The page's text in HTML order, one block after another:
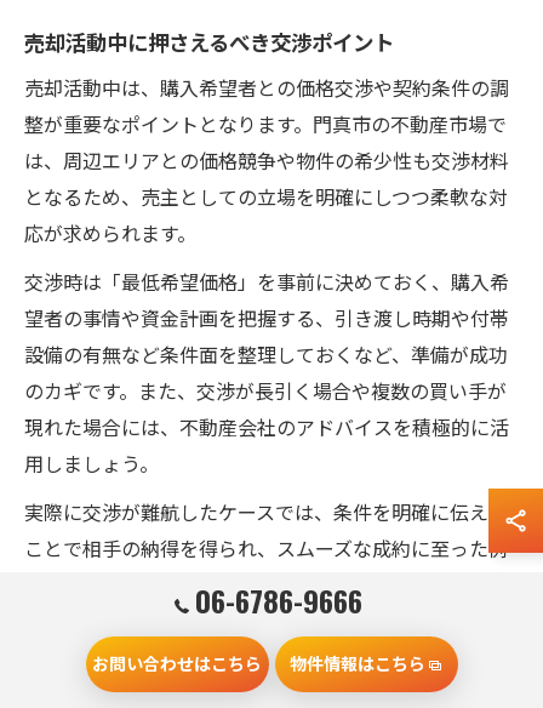
売却活動中に押さえるべき交渉ポイント
売却活動中は、購入希望者との価格交渉や契約条件の調
整が重要なポイントとなります。門真市の不動産市場で
は、周辺エリアとの価格競争や物件の希少性も交渉材料
となるため、売主としての立場を明確にしつつ柔軟な対
応が求められます。
交渉時は「最低希望価格」を事前に決めておく、購入希
望者の事情や資金計画を把握する、引き渡し時期や付帯
設備の有無など条件面を整理しておくなど、準備が成功
のカギです。また、交渉が長引く場合や複数の買い手が
現れた場合には、不動産会社のアドバイスを積極的に活
用しましょう。
実際に交渉が難航したケースでは、条件を明確に伝える
ことで相手の納得を得られ、スムーズな成約に至った例
があります。経験豊富な不動産会社を味方につけること
で、売主の希望を最大限に反映した交渉が可能となりま
06-6786-9666
お問い合わせはこちら 物件情報はこちら